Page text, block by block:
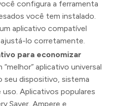
configura a ferramenta
você tem instalado.
aplicativo compatível
lo corretamente.
para economizar
aplicativo universal
seu dispositivo, sistema
Aplicativos populares
Saver, Ampere e